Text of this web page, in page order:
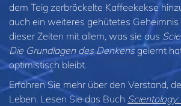
dem Teig zerbröckelte Kaffeekekse
auch ein weiteres gehütetes
dieser Zeiten mit allem, was sie aus
Die Grundlagen des Denkensgelernt
optimistisch bleibt.
Erfahren Sie mehr über den Verstand,
Leben. Lesen Sie das Buch